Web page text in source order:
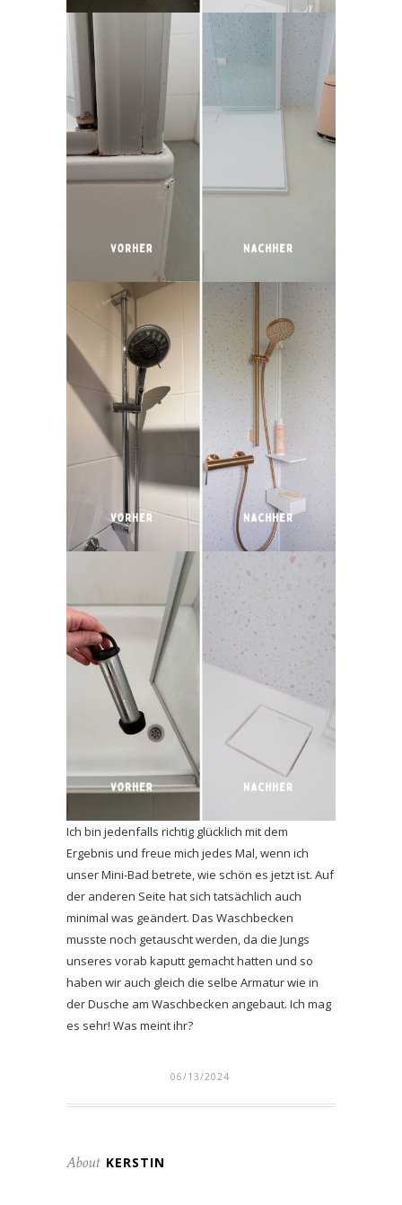
Ich bin jedenfalls richtig glücklich mit dem
Ergebnis und freue mich jedes Mal, wenn ich
unser Mini-Bad betrete, wie schön es jetzt ist. Auf
der anderen Seite hat sich tatsächlich auch
minimal was geändert. Das Waschbecken
musste noch getauscht werden, da die Jungs
unseres vorab kaputt gemacht hatten und so
haben wir auch gleich die selbe Armatur wie in
der Dusche am Waschbecken angebaut. Ich mag
es sehr! Was meint ihr?
06/13/2024
About KERSTIN